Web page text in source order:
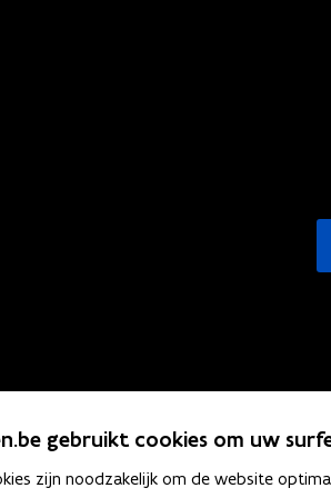
t
r
)
gebruikt cookies om uw
zijn noodzakelijk om de website